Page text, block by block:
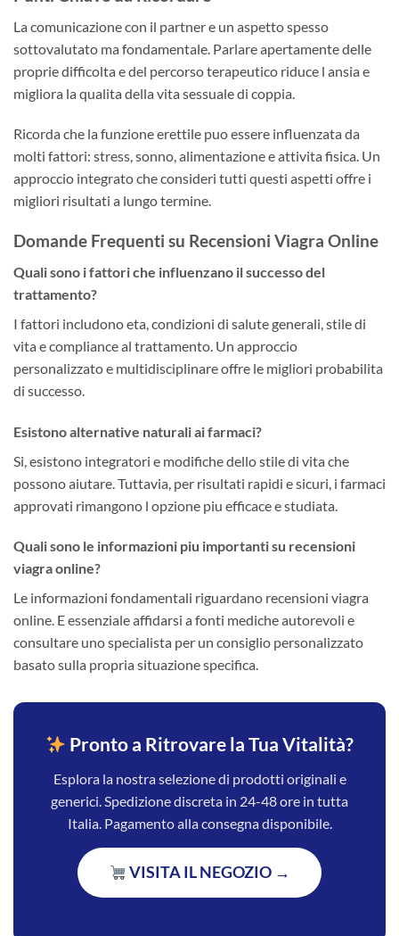
La comunicazione con il partner e un aspetto spesso
sottovalutato ma fondamentale. Parlare apertamente delle
proprie difficolta e del percorso terapeutico riduce l ansia e
migliora la qualita della vita sessuale di coppia.
Ricorda che la funzione erettile puo essere influenzata da
molti fattori: stress, sonno, alimentazione e attivita fisica. Un
approccio integrato che consideri tutti questi aspetti offre i
migliori risultati a lungo termine.
Domande Frequenti su Recensioni Viagra Online
Quali sono i fattori che influenzano il successo del
trattamento?
I fattori includono eta, condizioni di salute generali, stile di
vita e compliance al trattamento. Un approccio
personalizzato e multidisciplinare offre le migliori probabilita
di successo.
Esistono alternative naturali ai farmaci?
Si, esistono integratori e modifiche dello stile di vita che
possono aiutare. Tuttavia, per risultati rapidi e sicuri, i farmaci
approvati rimangono l opzione piu efficace e studiata.
Quali sono le informazioni piu importanti su recensioni
viagra online?
Le informazioni fondamentali riguardano recensioni viagra
online. E essenziale affidarsi a fonti mediche autorevoli e
consultare uno specialista per un consiglio personalizzato
basato sulla propria situazione specifica.
Pronto a Ritrovare la Tua Vitalità?
Esplora la nostra selezione di prodotti originali e
generici. Spedizione discreta in 24-48 ore in tutta
Italia. Pagamento alla consegna disponibile.
VISITA IL NEGOZIO →